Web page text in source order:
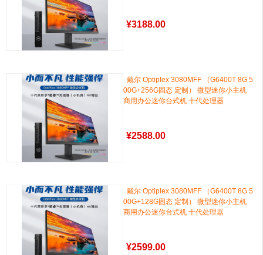
¥3188.00
戴尔 Optiplex 3080MFF （G6400T 8G 5
00G+256G固态 定制） 微型迷你小主机
商用办公迷你台式机 十代处理器
¥2588.00
戴尔 Optiplex 3080MFF （G6400T 8G 5
00G+128G固态 定制） 微型迷你小主机
商用办公迷你台式机 十代处理器
¥2599.00